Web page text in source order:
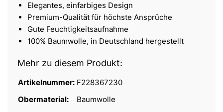
Elegantes, einfarbiges Design
Premium-Qualität für höchste Ansprüche
Gute Feuchtigkeitsaufnahme
100% Baumwolle, in Deutschland hergestellt
Mehr zu diesem Produkt:
Artikelnummer: F228367230
Obermaterial:
Baumwolle